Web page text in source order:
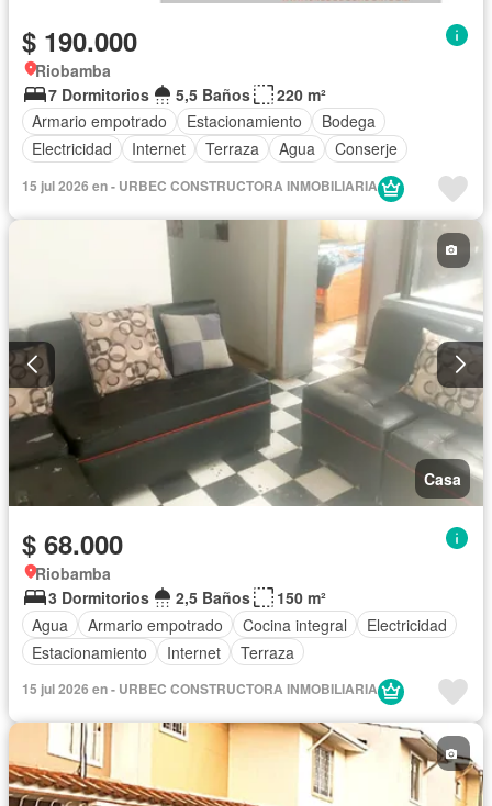
$ 190.000
Riobamba
7 Dormitorios
5,5 Baños
220 m²
Armario empotrado
Estacionamiento
Bodega
Electricidad
Internet Terraza Agua Conserje
15 jul 2026 en - URBEC CONSTRUCTORA INMOBILIARIA
Casa
$ 68.000
Riobamba
3 Dormitorios
2,5 Baños
150 m²
Agua
Armario empotrado Cocina integral
Electricidad
Estacionamiento
Internet Terraza
15 jul 2026 en - URBEC CONSTRUCTORA INMOBILIARIA